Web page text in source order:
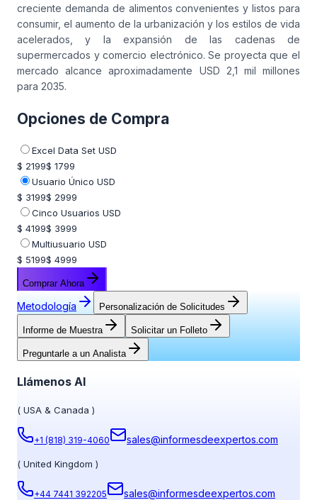
creciente demanda de alimentos convenientes y listos para
consumir, el aumento de la urbanización y los estilos de vida
acelerados, y la expansión de las cadenas de
supermercados y comercio electrónico. Se proyecta que el
mercado alcance aproximadamente USD 2,1 mil millones
para 2035.
Opciones de Compra
Excel Data Set USD
$ 2199$ 1799
Usuario Único USD
$ 3199$ 2999
Cinco Usuarios USD
$ 4199$ 3999
Multiusuario USD
$ 5199$ 4999
Comprar Ahora
Metodología Personalización de Solicitudes
Informe de Muestra Solicitar un Folleto
Preguntarle a un Analista
Llámenos Al
( USA & Canada )
+1 (818) 319-4060 sales@informesdeexpertos.com
( United Kingdom )
+44 7441 392205 sales@informesdeexpertos.com